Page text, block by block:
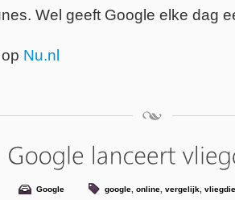
Wel geeft Google elke dag
Nu.nl
Google google online vergelijk